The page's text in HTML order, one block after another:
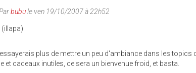
bubule ven 19/10/2007 à 22h52
(illapa)
plus de mettre un peu d'ambiance dans les topics
et cadeaux inutiles, ce sera un bienvenue froid, et basta.